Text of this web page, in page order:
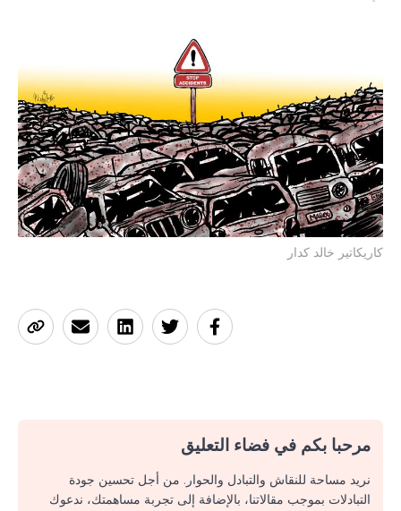
كاريكاتير خالد كدار
مرحبا بكم في فضاء التعليق
نريد مساحة للنقاش والتبادل والحوار. من أجل تحسين جودة
التبادلات بموجب مقالاتنا، بالإضافة إلى تجربة مساهمتك، ندعوك